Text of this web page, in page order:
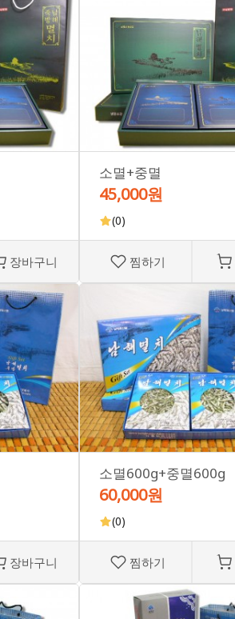
장바구니
소멸+중멸
45,000원
(0)
찜하기
장바구니
소멸600g+중멸600g
60,000원
(0)
찜하기